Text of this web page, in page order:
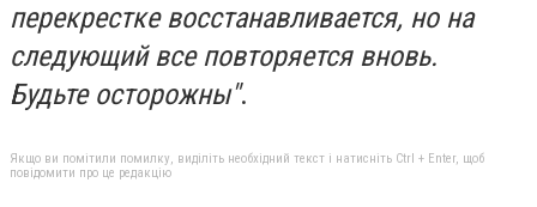
перекрестке восстанавливается, но на
следующий все повторяется вновь.
Будьте осторожны".
Якщо ви помітили помилку, виділіть необхідний текст і натисніть Ctrl + Enter, щоб
повідомити про це редакцію